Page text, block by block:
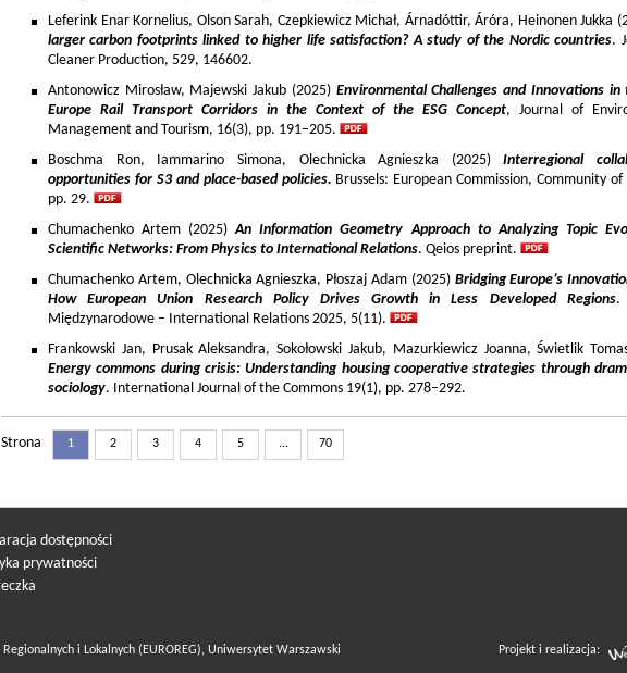
Leferink Enar Kornelius, Olson Sarah, Czepkiewicz Michał, Árnadóttir, Áróra, Heinonen Jukka
larger carbon footprints linked to higher life satisfaction? A study of the Nordic countries.
Cleaner Production, 529, 146602.
Antonowicz Mirosław, Majewski Jakub (2025) Environmental Challenges and Innovations in
Europe Rail Transport Corridors in the Context of the ESG Concept, Journal of
Management and Tourism, 16(3), pp. 191–205.
Boschma Ron, Iammarino Simona, Olechnicka Agnieszka (2025)Interregional
opportunities for S3 and place-based policies. Brussels: European Commission, Community
pp. 29.
Chumachenko Artem (2025)An Information Geometry Approach to Analyzing Topic
Scientific Networks: From Physics to International Relations. Qeios preprint.
Chumachenko Artem, Olechnicka Agnieszka, Płoszaj Adam (2025) Bridging Europe’s
How European Union Research Policy Drives Growth in Less Developed Regions.
Międzynarodowe – International Relations 2025, 5(11).
Frankowski Jan, Prusak Aleksandra, Sokołowski Jakub, Mazurkiewicz Joanna, Świetlik
Energy commons during crisis: Understanding housing cooperative strategies through
sociology. International Journal of the Commons 19(1), pp. 278–292.
Strona 1 2 3 4 5 ... 70
dostępności
prywatności
i Lokalnych (EUROREG), Uniwersytet Warszawski Projekt i realizacja: